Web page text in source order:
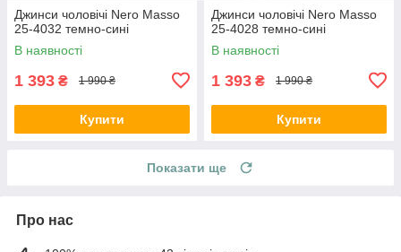
Джинси чоловічі Nero Masso
25-4032 темно-сині
В наявності
1 393 ₴ 1 990 ₴
Купити
Джинси чоловічі Nero Masso
25-4028 темно-сині
В наявності
1 393 ₴ 1 990 ₴
Купити
Показати ще
Про нас